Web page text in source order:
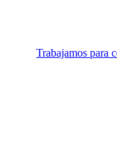
Trabajamos para